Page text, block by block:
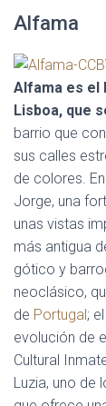
Alfama
Alfama es el
Lisboa, que
barrio que
sus calles
de colores.
Jorge, una
unas vistas
más antigua
gótico y
neoclásico,
de Portugal ;
evolución de
Cultural
Luzia, uno de